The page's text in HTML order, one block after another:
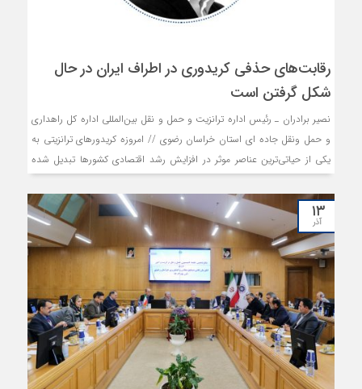
رقابت‌های حذفی‌‌‌‌ کریدوری در اطراف ایران در حال
شکل گرفتن است
نصیر برادران ـ رئیس اداره ترانزیت و حمل و نقل بین‌المللی اداره کل راهداری
و حمل ونقل جاده ای استان خراسان رضوی // امروزه کریدورهای ترانزیتی به
یکی از حیاتی‌ترین عناصر موثر در افزایش رشد اقتصادی کشورها تبدیل شده
مسیر خود برخوردار باشد بدون شک می‌تواند دسترسی به بازارهای متنوع را
ارتقا دهد و مستقیما بر توسعه اقتصادی هر کشوری تاثیرگذار باشد.
۱۳
آذر